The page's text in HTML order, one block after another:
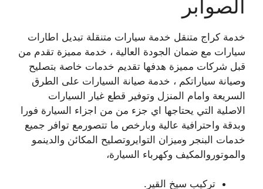
الصوابر
خدمة كراج متنقل خدمة سيارات متنقلة تبديل اطارات
سيارات مع ضمان الجودة العالية ، خدمة مميزة تقدم من
قبل شركات مميزة هدفها تقديم خدمات خاصة بتصليح
وصيانة سياراتكم ، خدمة صيانة السيارات على الطرق
السريعة وامام المنزل وتوفير قطع غيار السيارات
الاصلية التي يحتاجها اي جزء من من اجزاء السيارة فورا
وبدقة واحترافية عالية وبارخص ما تتصورمع توافر جميع
خدمات البنجر وميزان التوايروتصليح المكائن والدينمو
والموتوروالمكيف وكهرباء السيارة،
تركيب سيخ القير.